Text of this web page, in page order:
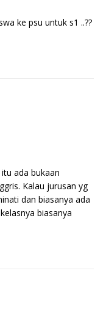
ke psu untuk s1 ..??
ada bukaan
Kalau jurusan yg
dan biasanya ada
biasanya